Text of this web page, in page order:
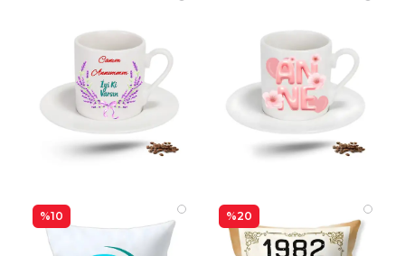
%10 %20